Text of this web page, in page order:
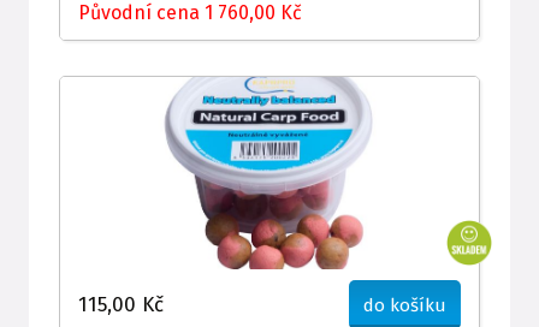
Původní cena 1 760,00 Kč
115,00 Kč do košíku